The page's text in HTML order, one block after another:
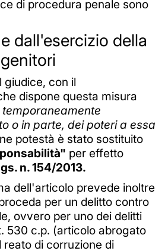
di procedura penale sono
dall'esercizio della
giudice, con il
dispone questa misura
o in parte, dei poteri a essa
potestà è stato sostituito
per effetto
n. 154/2013.
dell'articolo prevede inoltre
per un delitto contro
ovvero per uno dei delitti
530 c.p. (articolo abrogato
di corruzione di